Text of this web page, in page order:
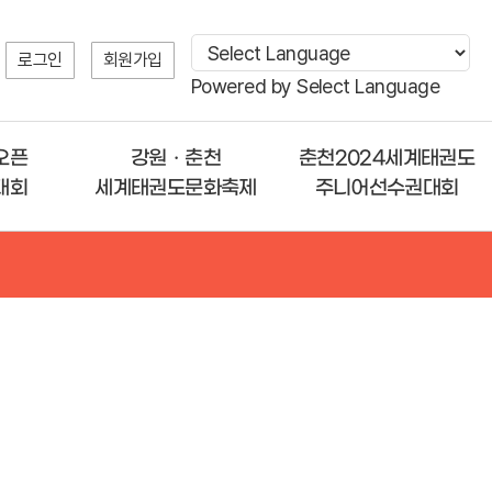
로그인 회원가입
Powered bySelect Language
픈
회
강원ㆍ춘천
세계태권도문화축제
춘천2024세계태권도
주니어선수권대회